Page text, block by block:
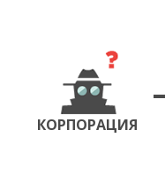
КОРПОРАЦИЯ